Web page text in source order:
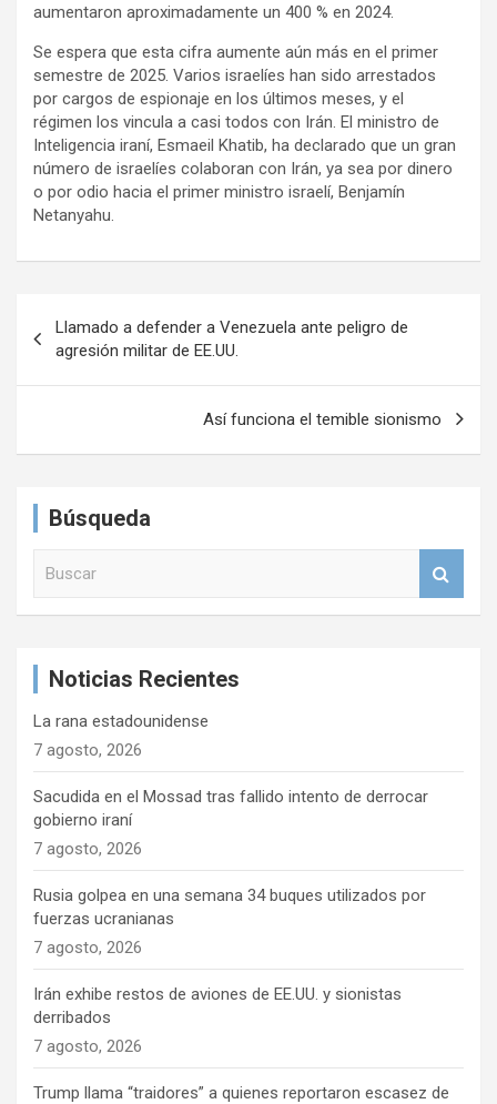
aumentaron aproximadamente un 400 % en 2024.
Se espera que esta cifra aumente aún más en el primer
semestre de 2025. Varios israelíes han sido arrestados
por cargos de espionaje en los últimos meses, y el
régimen los vincula a casi todos con Irán. El ministro de
Inteligencia iraní, Esmaeil Khatib, ha declarado que un gran
número de israelíes colaboran con Irán, ya sea por dinero
o por odio hacia el primer ministro israelí, Benjamín
Netanyahu.
v
g
Llamado a defender a Venezuela ante peligro de
agresión militar de EE.UU.
Así funciona el temible sionismo
Búsqueda
Noticias Recientes
La rana estadounidense
7 agosto, 2026
Sacudida en el Mossad tras fallido intento de derrocar
gobierno iraní
7 agosto, 2026
Rusia golpea en una semana 34 buques utilizados por
fuerzas ucranianas
7 agosto, 2026
Irán exhibe restos de aviones de EE.UU. y sionistas
derribados
7 agosto, 2026
Trump llama “traidores” a quienes reportaron escasez de